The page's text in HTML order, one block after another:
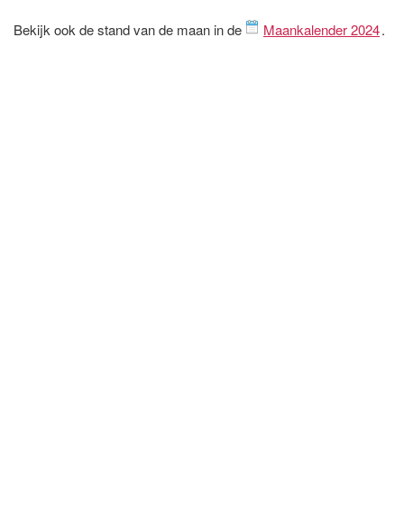
Bekijk ook de stand van de maan in de Maankalender 2024.